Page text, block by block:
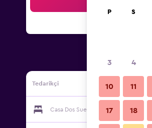
Tedarikçi
Casa Dos Suecos tedarikçisi
P S
3 4
10 11
17 18